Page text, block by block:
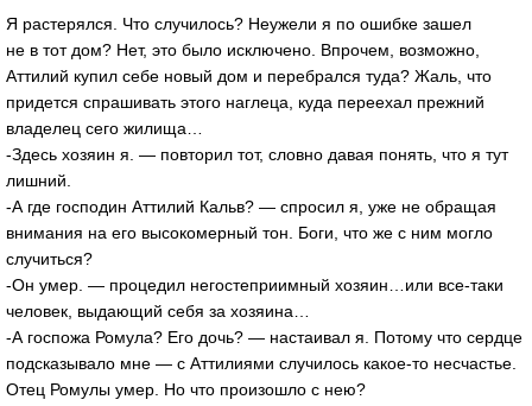
Я растерялся. Что случилось? Неужели я по ошибке зашел
не в тот дом? Нет, это было исключено. Впрочем, возможно,
Аттилий купил себе новый дом и перебрался туда? Жаль, что
придется спрашивать этого наглеца, куда переехал прежний
владелец сего жилища…
-Здесь хозяин я. — повторил тот, словно давая понять, что я тут
лишний.
-А где господин Аттилий Кальв? — спросил я, уже не обращая
внимания на его высокомерный тон. Боги, что же с ним могло
случиться?
-Он умер. — процедил негостеприимный хозяин…или все-таки
человек, выдающий себя за хозяина…
-А госпожа Ромула? Его дочь? — настаивал я. Потому что сердце
подсказывало мне — с Аттилиями случилось какое-то несчастье.
Отец Ромулы умер. Но что произошло с нею?